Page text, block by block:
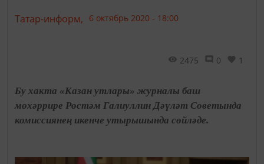
Татар-информ, 6 октябрь 2020 - 18:00
2475 0 1
Бу хакта «Казан утлары» журналы баш
мөхәррире Рөстәм Галиуллин Дәүләт Советында
комиссиянең икенче утырышында сөйләде.